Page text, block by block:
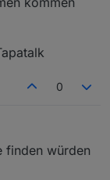
0
finden würden